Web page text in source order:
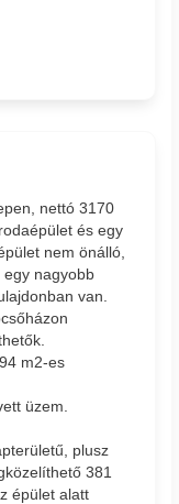
nettó 3170
és egy
nem önálló,
nagyobb
van.
m2-es
üzem.
plusz
381
épület alatt